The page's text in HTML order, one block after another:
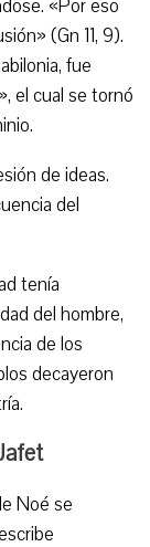
«Por eso
(Gn 11, 9).
fue
el cual se tornó
de ideas.
del
tenía
del hombre,
de los
decayeron
Noé se